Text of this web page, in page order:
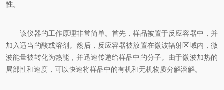
性。
该仪器的工作原理非常简单。首先，样品被置于反应容器中，并
加入适当的酸或溶剂。然后，反应容器被放置在微波辐射区域内，微
波能量被转化为热能，并迅速传递给样品中的分子。由于微波加热的
局部性和速度，可以快速将样品中的有机和无机物质分解溶解。